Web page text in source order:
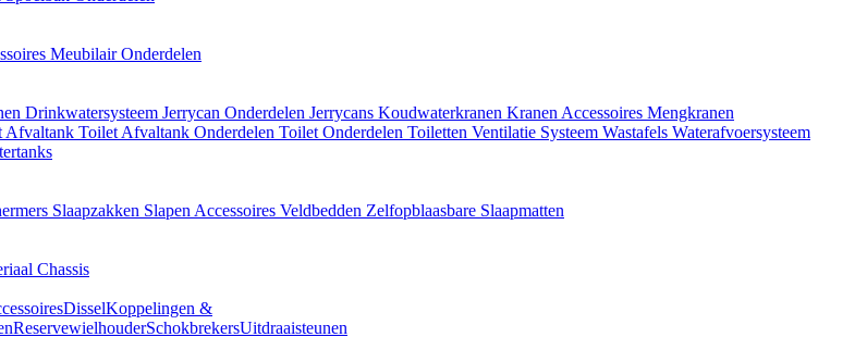
Meubilair Onderdelen
Drinkwatersysteem Jerrycan Onderdelen Jerrycans Koudwaterkranen Kranen Accessoires Mengkranen
Afvaltank Toilet Afvaltank Onderdelen Toilet Onderdelen Toiletten Ventilatie Systeem Wastafels Waterafvoersysteem
Slaapzakken Slapen Accessoires Veldbedden Zelfopblaasbare Slaapmatten
Chassis
DisselKoppelingen &
ReservewielhouderSchokbrekersUitdraaisteunen